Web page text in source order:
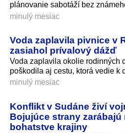
plánovanie sabotáží bez
minulý mesiac
Voda zaplavila pivnice v
zasiahol prívalový dážď
Voda zaplavila okolie rodinných
poškodila aj cestu, ktorá vedie k
minulý mesiac
Konflikt v Sudáne živí
Bojujúce strany zarábajú
bohatstve krajiny